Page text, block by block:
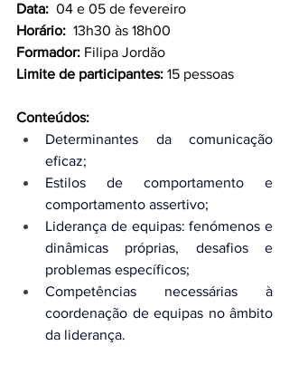
Data: 04 e 05 de fevereiro
Horário: 13h30 às 18h00
Formador: Filipa Jordão
Limite de participantes: 15 pessoas
Conteúdos:
Determinantes da comunicação
eficaz;
Estilos de comportamento e
comportamento assertivo;
Liderança de equipas: fenómenos e
dinâmicas próprias, desafios e
problemas específicos;
Competências necessárias à
coordenação de equipas no âmbito
da liderança.